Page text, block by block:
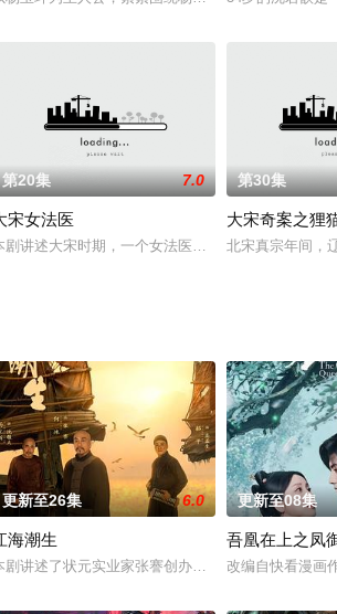
部轻松快乐风格的基础上，着重地刻画和描写了
第20集 7.0
宋女法医
剧讲述大宋时期，一个女法医侦破十八年前灭门案
第30集
大宋奇案之狸
北宋真宗年间，
意外落下身体残缺的少年顾铭夕（何洛洛 饰
后，林知夏忽然对他说：“江逾白，我喜欢你，
更新至26集 6.0
海潮生
剧讲述了状元实业家张謇创办大生企业，实业报国
更新至08集
吾凰在上之凤
改编自快看漫画